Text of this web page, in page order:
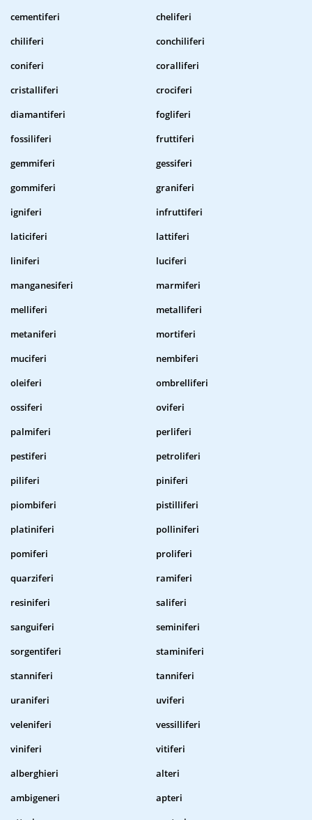
cementiferi
cheliferi
chiliferi
conchiliferi
coniferi
coralliferi
cristalliferi
crociferi
diamantiferi
fogliferi
fossiliferi
fruttiferi
gemmiferi
gessiferi
gommiferi
graniferi
igniferi
infruttiferi
laticiferi
lattiferi
liniferi
luciferi
manganesiferi
marmiferi
melliferi
metalliferi
metaniferi
mortiferi
muciferi
nembiferi
oleiferi
ombrelliferi
ossiferi
oviferi
palmiferi
perliferi
pestiferi
petroliferi
piliferi
piniferi
piombiferi
pistilliferi
platiniferi
polliniferi
pomiferi
proliferi
quarziferi
ramiferi
resiniferi
saliferi
sanguiferi
seminiferi
sorgentiferi
staminiferi
stanniferi
tanniferi
uraniferi
uviferi
veleniferi
vessilliferi
viniferi
vitiferi
alberghieri
alteri
ambigeneri
apteri